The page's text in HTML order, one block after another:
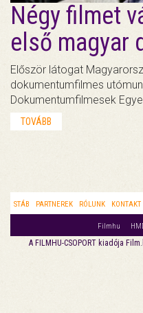
Négy filmet
első magyar
Először látogat
dokumentumfilmes
Dokumentumfilmesek
TOVÁBB
STÁB PARTNEREK RÓLUNK KONTAKT
Filmhu
A FILMHU-CSOPORT kiadója